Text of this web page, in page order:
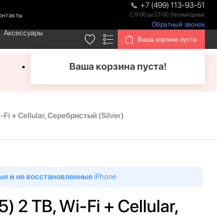
+7 (499) 113-93-51
С 9:00 до 21:00, без выходных
Обратный звонок
Аксессуары
Ваша корзина пуста
Ваша корзина пуста!
Fi + Cellular, Серебристый (Silver)
и не восстановленныеiPhone
2 TB, Wi-Fi + Cellular,